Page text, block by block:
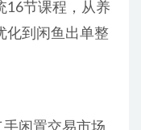
16节课程，从养
化到闲鱼出单整